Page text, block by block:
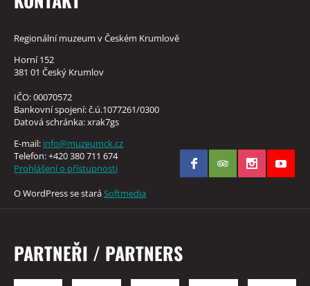
Regionální muzeum v Českém Krumlově
Horní 152
381 01 Český Krumlov
IČO: 00070572
Bankovní spojení: č.ú.1077261/0300
Datová schránka: xrak7gs
E-mail: info@muzeumck.cz
Telefon: +420 380 711 674
Prohlášení o přístupnosti
O WordPress se staráSoftmedia
PARTNEŘI / PARTNERS